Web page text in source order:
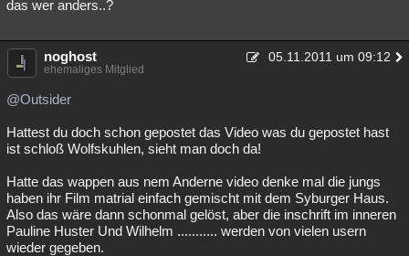
das wer anders..?
noghost 05.11.2011 um 09:12
ehemaliges Mitglied
@Outsider
Hattest du doch schon gepostet das Video was du gepostet hast
ist schloß Wolfskuhlen, sieht man doch da!
Hatte das wappen aus nem Anderne video denke mal die jungs
haben ihr Film matrial einfach gemischt mit dem Syburger Haus.
Also das wäre dann schonmal gelöst, aber die inschrift im inneren
Pauline Huster Und Wilhelm ........... werden von vielen usern
wieder gegeben.